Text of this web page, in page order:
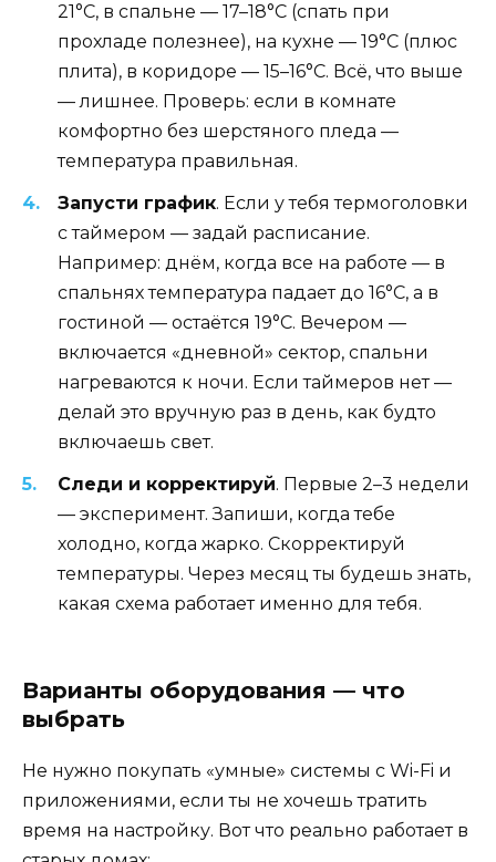
21°C, в спальне — 17–18°C (спать при
прохладе полезнее), на кухне — 19°C (плюс
плита), в коридоре — 15–16°C. Всё, что выше
— лишнее. Проверь: если в комнате
комфортно без шерстяного пледа —
температура правильная.
Запусти график. Если у тебя термоголовки
с таймером — задай расписание.
Например: днём, когда все на работе — в
спальнях температура падает до 16°C, а в
гостиной — остаётся 19°C. Вечером —
включается «дневной» сектор, спальни
нагреваются к ночи. Если таймеров нет —
делай это вручную раз в день, как будто
включаешь свет.
Следи и корректируй. Первые 2–3 недели
— эксперимент. Запиши, когда тебе
холодно, когда жарко. Скорректируй
температуры. Через месяц ты будешь знать,
какая схема работает именно для тебя.
Варианты оборудования — что
выбрать
Не нужно покупать «умные» системы с Wi-Fi и
приложениями, если ты не хочешь тратить
время на настройку. Вот что реально работает в